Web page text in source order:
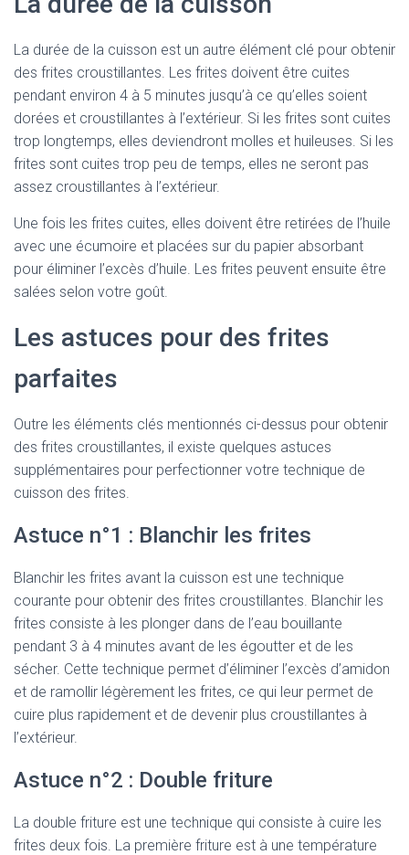
La durée de la cuisson est un autre élément clé pour obtenir
des frites croustillantes. Les frites doivent être cuites
pendant environ 4 à 5 minutes jusqu’à ce qu’elles soient
dorées et croustillantes à l’extérieur. Si les frites sont cuites
trop longtemps, elles deviendront molles et huileuses. Si les
frites sont cuites trop peu de temps, elles ne seront pas
assez croustillantes à l’extérieur.
Une fois les frites cuites, elles doivent être retirées de l’huile
avec une écumoire et placées sur du papier absorbant
pour éliminer l’excès d’huile. Les frites peuvent ensuite être
salées selon votre goût.
Les astuces pour des frites
parfaites
Outre les éléments clés mentionnés ci-dessus pour obtenir
des frites croustillantes, il existe quelques astuces
supplémentaires pour perfectionner votre technique de
cuisson des frites.
Astuce n°1 : Blanchir les frites
Blanchir les frites avant la cuisson est une technique
courante pour obtenir des frites croustillantes. Blanchir les
frites consiste à les plonger dans de l’eau bouillante
pendant 3 à 4 minutes avant de les égoutter et de les
sécher. Cette technique permet d’éliminer l’excès d’amidon
et de ramollir légèrement les frites, ce qui leur permet de
cuire plus rapidement et de devenir plus croustillantes à
l’extérieur.
Astuce n°2 : Double friture
La double friture est une technique qui consiste à cuire les
frites deux fois. La première friture est à une température